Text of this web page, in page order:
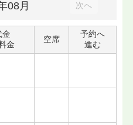
08月 次へ
金
金
空席
予約へ
進む